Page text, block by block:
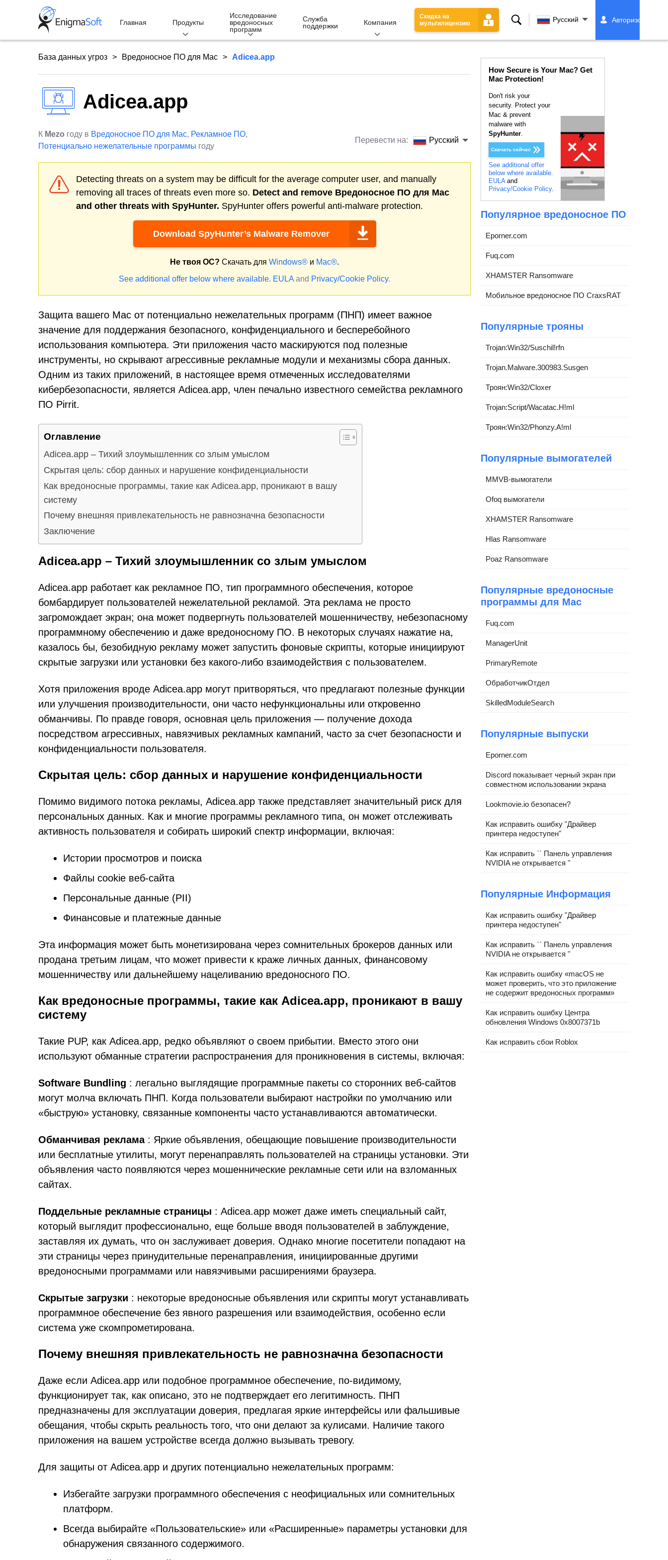
Главная Продукты
Исследование
вредоносных
программ
Служба
поддержки
Компания
Скидка на
мультилицензию
Поиск Русский Авторизоваться
База данных угроз Вредоносное ПО для Mac Adicea.app
Adicea.app
К Mezo году в Вредоносное ПО для Mac, Рекламное ПО,
Потенциально нежелательные программы году
Перевести на: Русский
Detecting threats on a system may be difficult for the average computer user, and manually
removing all traces of threats even more so. Detect and remove Вредоносное ПО для Mac
and other threats with SpyHunter. SpyHunter offers powerful anti-malware protection.
Download SpyHunter’s Malware Remover
Не твоя ОС? Скачать для Windows® и Mac®.
See additional offer below where available. EULA and Privacy/Cookie Policy.
Защита вашего Mac от потенциально нежелательных программ (ПНП) имеет важное
значение для поддержания безопасного, конфиденциального и бесперебойного
использования компьютера. Эти приложения часто маскируются под полезные
инструменты, но скрывают агрессивные рекламные модули и механизмы сбора данных.
Одним из таких приложений, в настоящее время отмеченных исследователями
кибербезопасности, является Adicea.app, член печально известного семейства рекламного
ПО Pirrit.
Оглавление
Adicea.app – Тихий злоумышленник со злым умыслом
Скрытая цель: сбор данных и нарушение конфиденциальности
Как вредоносные программы, такие как Adicea.app, проникают в вашу
систему
Почему внешняя привлекательность не равнозначна безопасности
Заключение
Adicea.app – Тихий злоумышленник со злым умыслом
Adicea.app работает как рекламное ПО, тип программного обеспечения, которое
бомбардирует пользователей нежелательной рекламой. Эта реклама не просто
загромождает экран; она может подвергнуть пользователей мошенничеству, небезопасному
программному обеспечению и даже вредоносному ПО. В некоторых случаях нажатие на,
казалось бы, безобидную рекламу может запустить фоновые скрипты, которые инициируют
скрытые загрузки или установки без какого-либо взаимодействия с пользователем.
Хотя приложения вроде Adicea.app могут притворяться, что предлагают полезные функции
или улучшения производительности, они часто нефункциональны или откровенно
обманчивы. По правде говоря, основная цель приложения — получение дохода
посредством агрессивных, навязчивых рекламных кампаний, часто за счет безопасности и
конфиденциальности пользователя.
Скрытая цель: сбор данных и нарушение конфиденциальности
Помимо видимого потока рекламы, Adicea.app также представляет значительный риск для
персональных данных. Как и многие программы рекламного типа, он может отслеживать
активность пользователя и собирать широкий спектр информации, включая:
Истории просмотров и поиска
Файлы cookie веб-сайта
Персональные данные (PII)
Финансовые и платежные данные
Эта информация может быть монетизирована через сомнительных брокеров данных или
продана третьим лицам, что может привести к краже личных данных, финансовому
мошенничеству или дальнейшему нацеливанию вредоносного ПО.
Как вредоносные программы, такие как Adicea.app, проникают в вашу
систему
Такие PUP, как Adicea.app, редко объявляют о своем прибытии. Вместо этого они
используют обманные стратегии распространения для проникновения в системы, включая:
Software Bundling : легально выглядящие программные пакеты со сторонних веб-сайтов
могут молча включать ПНП. Когда пользователи выбирают настройки по умолчанию или
«быструю» установку, связанные компоненты часто устанавливаются автоматически.
Обманчивая реклама: Яркие объявления, обещающие повышение производительности
или бесплатные утилиты, могут перенаправлять пользователей на страницы установки. Эти
объявления часто появляются через мошеннические рекламные сети или на взломанных
сайтах.
Поддельные рекламные страницы : Adicea.app может даже иметь специальный сайт,
который выглядит профессионально, еще больше вводя пользователей в заблуждение,
заставляя их думать, что он заслуживает доверия. Однако многие посетители попадают на
эти страницы через принудительные перенаправления, инициированные другими
вредоносными программами или навязчивыми расширениями браузера.
Скрытые загрузки : некоторые вредоносные объявления или скрипты могут устанавливать
программное обеспечение без явного разрешения или взаимодействия, особенно если
система уже скомпрометирована.
Почему внешняя привлекательность не равнозначна безопасности
Даже если Adicea.app или подобное программное обеспечение, по-видимому,
функционирует так, как описано, это не подтверждает его легитимность. ПНП
предназначены для эксплуатации доверия, предлагая яркие интерфейсы или фальшивые
обещания, чтобы скрыть реальность того, что они делают за кулисами. Наличие такого
приложения на вашем устройстве всегда должно вызывать тревогу.
Для защиты от Adicea.app и других потенциально нежелательных программ:
Избегайте загрузки программного обеспечения с неофициальных или сомнительных
платформ.
Всегда выбирайте «Пользовательские» или «Расширенные» параметры установки для
обнаружения связанного содержимого.
How Secure is Your Mac? Get
Mac Protection!
Don't risk your
security. Protect your
Mac & prevent
malware with
SpyHunter.
Скачать сейчас
See additional offer
below where available.
EULAand
Privacy/Cookie Policy.
Популярное вредоносное ПО
Eporner.com
Fuq.com
XHAMSTER Ransomware
Мобильное вредоносное ПО CraxsRAT
Популярные трояны
Trojan:Win32/Suschil!rfn
Trojan.Malware.300983.Susgen
Троян:Win32/Cloxer
Trojan:Script/Wacatac.H!ml
Троян:Win32/Phonzy.A!ml
Популярные вымогателей
MMVB-вымогатели
Ofoq вымогатели
XHAMSTER Ransomware
Hlas Ransomware
Poaz Ransomware
Популярные вредоносные
программы для Mac
Fuq.com
ManagerUnit
PrimaryRemote
ОбработчикОтдел
SkilledModuleSearch
Популярные выпуски
Eporner.com
Discord показывает черный экран при
совместном использовании экрана
Lookmovie.io безопасен?
Как исправить ошибку "Драйвер
принтера недоступен"
Как исправить `` Панель управления
NVIDIA не открывается ''
Популярные Информация
Как исправить ошибку "Драйвер
принтера недоступен"
Как исправить `` Панель управления
NVIDIA не открывается ''
Как исправить ошибку «macOS не
может проверить, что это приложение
не содержит вредоносных программ»
Как исправить ошибку Центра
обновления Windows 0x8007371b
Как исправить сбои Roblox